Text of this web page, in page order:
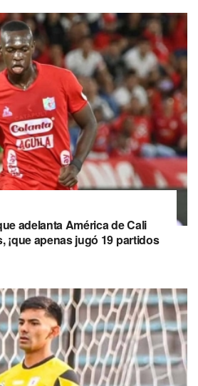
adelanta América de Cali
¡que apenas jugó 19 partidos